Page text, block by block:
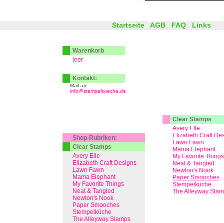
Clear Stamps
Avery Elle
Elizabeth Craft
Lawn Fawn
Mama Elephant
My Favorite Things
Neat & Tangled
Newton's Nook
Paper Smooches
Stempelküche
The Alleyway
Startseite AGB FAQ Links
Warenkorb
leer
Kontakt:
Mail an:
info@stempelkueche.de
Shop-Rubriken:
Clear Stamps
Avery Elle
Elizabeth Craft Designs
Lawn Fawn
Mama Elephant
My Favorite Things
Neat & Tangled
Newton's Nook
Paper Smooches
Stempelküche
The Alleyway Stamps